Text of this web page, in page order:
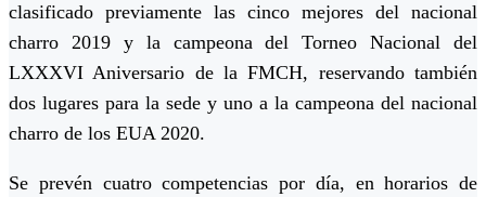
clasificado previamente las cinco mejores del nacional
charro 2019 y la campeona del Torneo Nacional del
LXXXVI Aniversario de la FMCH, reservando también
dos lugares para la sede y uno a la campeona del nacional
charro de los EUA 2020.
Se prevén cuatro competencias por día, en horarios de